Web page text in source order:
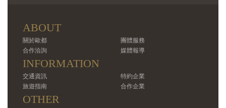
ABOUT
關於歐都
團體服務
合作洽詢
媒體報導
INFORMATION
交通資訊
特約企業
旅遊指南
合作企業
OTHER